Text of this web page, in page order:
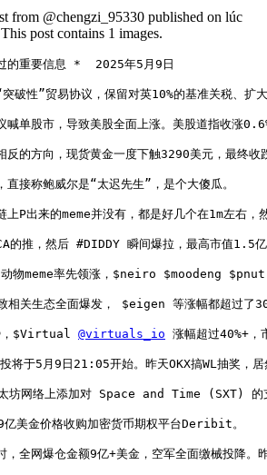
from @chengzi_95330 published on lúc
post contains 1 images.
的重要信息 *  2025年5月9日
破性”贸易协议，保留对英10%的基准关税、扩
单股市，导致美股全面上涨。美股道指收涨
的方向，现货黄金一度下触3290美元，最终
接称鲍威尔是“太迟先生”，是个大傻瓜。
P出来的meme并没有，都是好几个在1m左右，
的推，然后 #DIDDY 瞬间爆拉，最高市值1.5
物meme率先领涨，$neiro $moodeng $pnut
关生态全面爆发， $eigen 等涨幅都超过了
，$Virtual @virtuals_io 涨幅超过40%+，
于5月9日21:05开始。昨天OKX搞WL抽奖，
坊网络上添加对 Space and Time (SXT) 的
美金价格收购加密货币期权平台Deribit。
，全网爆仓金额9亿+美金，空军全面缴械投降